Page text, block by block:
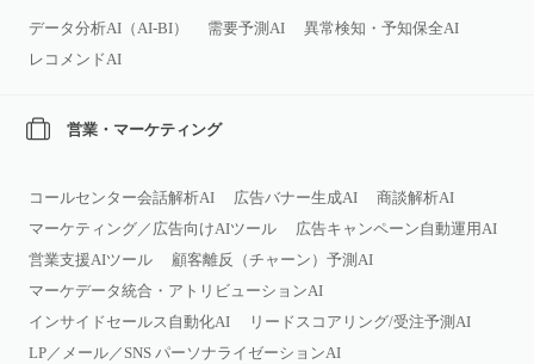
データ分析AI（AI‑BI） 需要予測AI
異常検知・予知保全AI
レコメンドAI
営業・マーケティング
コールセンター会話解析AI 広告バナー生成AI
商談解析AI
マーケティング／広告向けAIツール
広告キャンペーン自動運用AI
営業支援AIツール
顧客離反（チャーン）予測AI
マーケデータ統合・アトリビューションAI
インサイドセールス自動化AI
リードスコアリング/受注予測AI
LP／メール／SNS パーソナライゼーションAI